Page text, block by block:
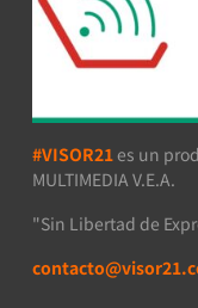
#VISOR21 es un
MULTIMEDIA V.E.A.
"Sin Libertad de